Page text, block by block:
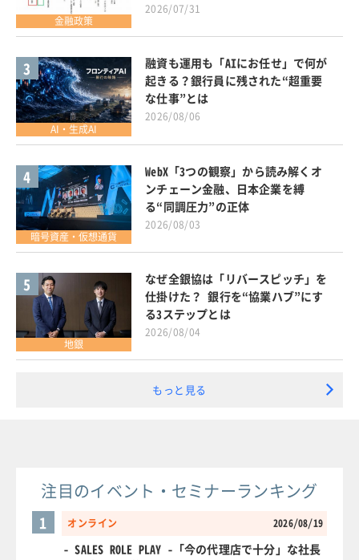
金融政策
2026/07/31
3
AI・生成AI
融資も運用も「AIにお任せ」で何が
起きる？銀行員に残された“超重要
な仕事”とは
2026/08/06
4
暗号資産・仮想通貨
WebX「3つの観察」から読み解くオ
ンチェーン金融、日本企業を縛
る“同調圧力”の正体
2026/08/03
5
地銀
なぜ全銀協は「リバースピッチ」を
仕掛けた？ 銀行を“協業ハブ”にす
る3ステップとは
2026/08/04
もっと見る
注目のイベント・セミナーランキング
オンライン 2026/08/19
1
- SALES ROLE PLAY -「今の代理店で十分」な社長